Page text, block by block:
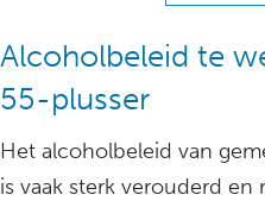
Alcoholbeleid te
55-plusser
Het alcoholbeleid van
is vaak sterk verouderd